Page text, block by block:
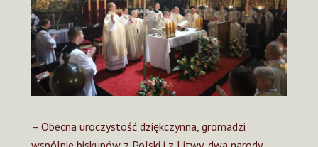
– Obecna uroczystość dziękczynna, gromadzi